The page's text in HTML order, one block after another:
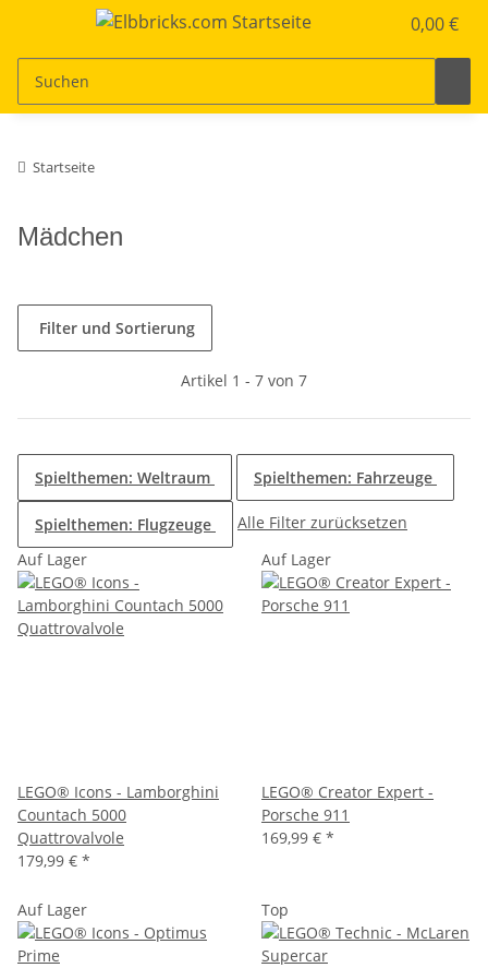
0,00 €
Startseite
Mädchen
Filter und Sortierung
Artikel 1 - 7 von 7
Spielthemen: Weltraum Spielthemen: Fahrzeuge
Spielthemen: Flugzeuge
Alle Filter zurücksetzen
Auf Lager
LEGO® Icons - Lamborghini
Countach 5000
Quattrovalvole
179,99 € *
Auf Lager
LEGO® Creator Expert -
Porsche 911
169,99 € *
Auf Lager Top